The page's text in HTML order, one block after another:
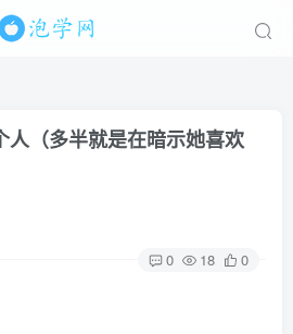
人（多半就是在暗示她喜欢
0 18 0